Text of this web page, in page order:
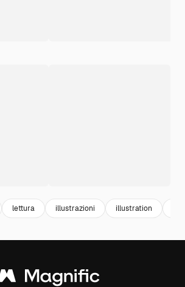
lettura illustrazioni illustration